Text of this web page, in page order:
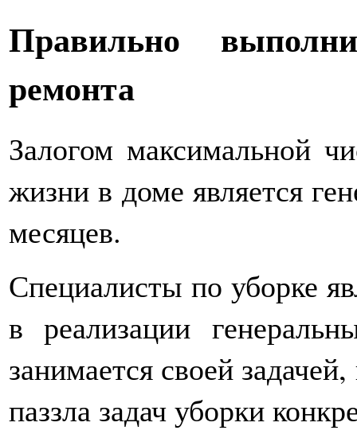
Правильно
ремонта
Залогом максимальной
жизни в доме является
месяцев.
Специалисты по уборке
в реализации
занимается своей
паззла задач уборки